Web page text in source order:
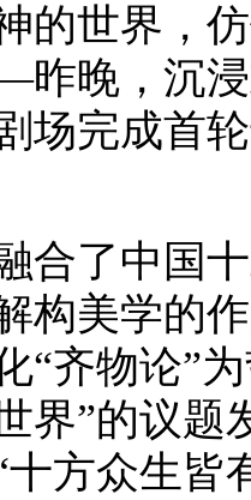
的世界，
晚，沉浸
场完成首
合了中国
构美学的
“齐物论”
界”的议题
十方众生皆